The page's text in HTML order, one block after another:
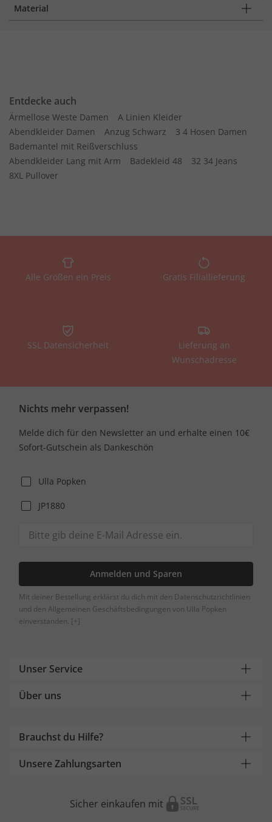
Material
Entdecke auch
Ärmellose Weste Damen
A Linien Kleider
Abendkleider Damen
Anzug Schwarz
3 4 Hosen Damen
Bademantel mit Reißverschluss
Abendkleider Lang mit Arm
Badekleid 48
32 34 Jeans
8XL Pullover
Alle Größen ein Preis Gratis Filiallieferung
SSL Datensicherheit
Lieferung an
Wunschadresse
Nichts mehr verpassen!
Melde dich für den Newsletter an und erhalte einen 10€
Sofort-Gutschein als Dankeschön
Ulla Popken
JP1880
Anmelden und Sparen
Mit deiner Bestellung erklärst du dich mit den Datenschutzrichtlinien
und den Allgemeinen Geschäftsbedingungen von Ulla Popken
einverstanden. [+]
Unser Service
Über uns
Brauchst du Hilfe?
Unsere Zahlungsarten
Sicher einkaufen mit